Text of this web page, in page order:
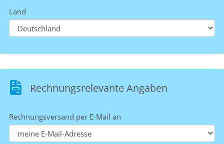
Land
Rechnungsrelevante Angaben
Rechnungsversand per E-Mail an